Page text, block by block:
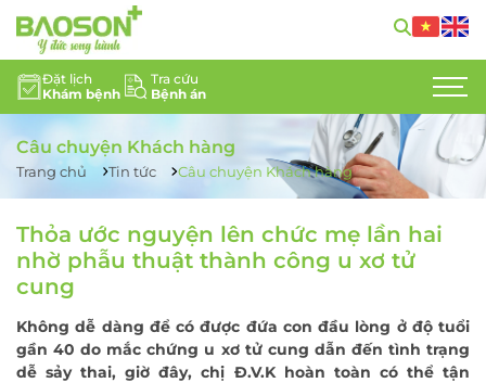
Đặt lịch
Khám bệnh
Tra cứu
Bệnh án
GIỚI THIỆU
CHUYÊN KHOA
ĐỘI NGŨ CHUYÊN GIA
HỖ TRỢ KHÁCH HÀNG
Câu chuyện Khách hàng
Trang chủ Tin tức Câu chuyện Khách hàng
Thỏa ước nguyện lên chức mẹ lần hai
nhờ phẫu thuật thành công u xơ tử
cung
Không dễ dàng để có được đứa con đầu lòng ở độ tuổi
gần 40 do mắc chứng u xơ tử cung dẫn đến tình trạng
dễ sảy thai, giờ đây, chị Đ.V.K hoàn toàn có thể tận